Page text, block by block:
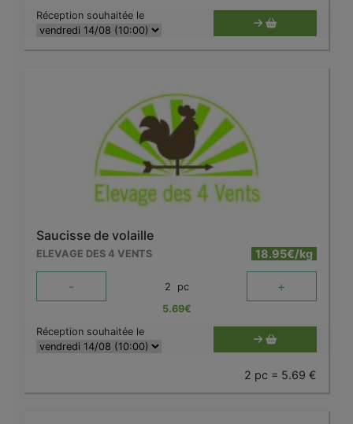
Réception souhaitée le
Saucisse de volaille
ELEVAGE DES 4 VENTS 18.95€/kg
- 2 pc +
5.69€
Réception souhaitée le
2 pc = 5.69 €